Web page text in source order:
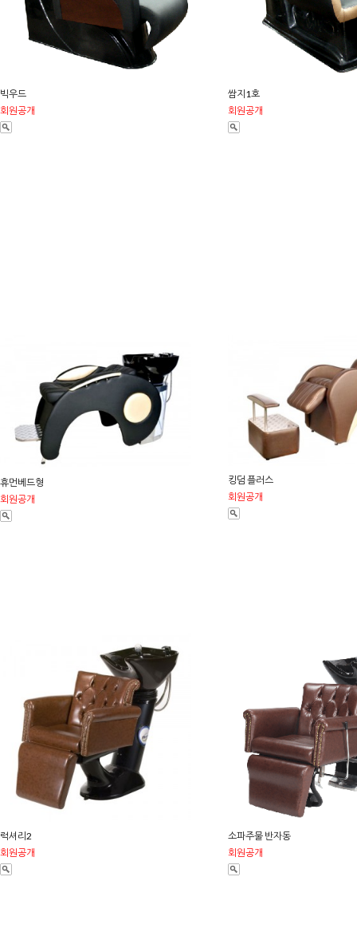
빅우드
회원공개
쌈지1호
회원공개
휴먼베드형
회원공개
킹덤 플러스
회원공개
럭셔리2
회원공개
소파주물 반자동
회원공개